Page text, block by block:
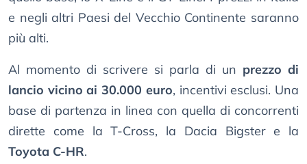
e negli altri Paesi del Vecchio Continente saranno
più alti.
Al momento di scrivere si parla di un prezzo di
lancio vicino ai 30.000 euro, incentivi esclusi. Una
base di partenza in linea con quella di concorrenti
dirette come la T-Cross, la Dacia Bigster e la
Toyota C-HR.